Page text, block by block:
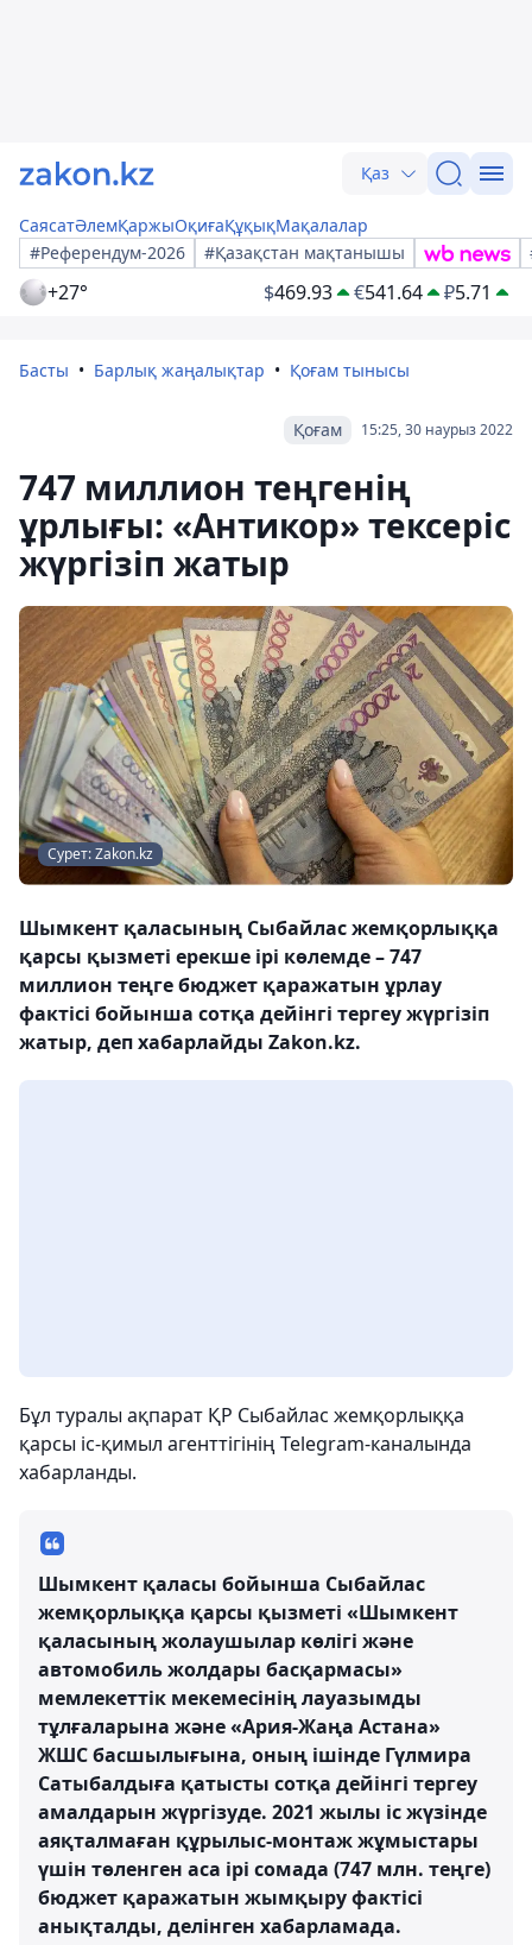
Қаз
СаясатӘлемҚаржыОқиғаҚұқықМақалалар
#Референдум-2026
#Қазақстан мақтанышы
+27° $469.93 €541.64 ₽5.71
Басты Барлық жаңалықтар Қоғам тынысы
15:25, 30 наурыз 2022
Қоғам
747 миллион теңгенің
ұрлығы: «Антикор» тексеріс
жүргізіп жатыр
Сурет: Zakon.kz
Шымкент қаласының Сыбайлас жемқорлыққа
қарсы қызметі ерекше ірі көлемде – 747
миллион теңге бюджет қаражатын ұрлау
фактісі бойынша сотқа дейінгі тергеу жүргізіп
жатыр, деп хабарлайды Zakon.kz.
Бұл туралы ақпарат ҚР Сыбайлас жемқорлыққа
қарсы іс-қимыл агенттігінің Telegram-каналында
хабарланды.
Шымкент қаласы бойынша Сыбайлас
жемқорлыққа қарсы қызметі «Шымкент
қаласының жолаушылар көлігі және
автомобиль жолдары басқармасы»
мемлекеттік мекемесінің лауазымды
тұлғаларына және «Ария-Жаңа Астана»
ЖШС басшылығына, оның ішінде Гүлмира
Сатыбалдыға қатысты сотқа дейінгі тергеу
амалдарын жүргізуде. 2021 жылы іс жүзінде
аяқталмаған құрылыс-монтаж жұмыстары
үшін төленген аса ірі сомада (747 млн. теңге)
бюджет қаражатын жымқыру фактісі
анықталды, делінген хабарламада.